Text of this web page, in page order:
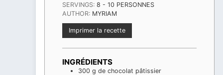
SERVINGS: 8 - 10 PERSONNES
AUTHOR: MYRIAM
Imprimer la recette
INGRÉDIENTS
300 g de chocolat pâtissier